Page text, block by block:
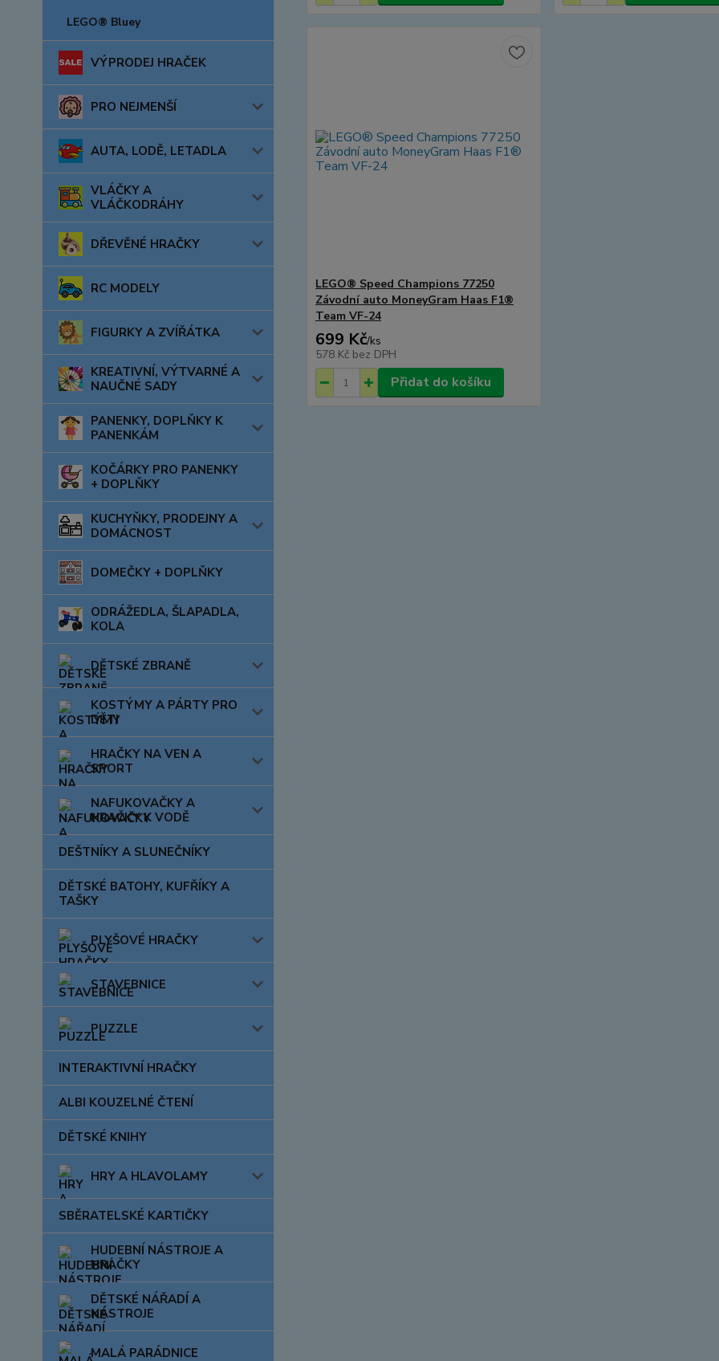
LEGO® Bluey
VÝPRODEJ HRAČEK
PRO NEJMENŠÍ
AUTA, LODĚ, LETADLA
VLÁČKY A
VLÁČKODRÁHY
DŘEVĚNÉ HRAČKY
RC MODELY
FIGURKY A ZVÍŘÁTKA
KREATIVNÍ, VÝTVARNÉ A
NAUČNÉ SADY
PANENKY, DOPLŇKY K
PANENKÁM
KOČÁRKY PRO PANENKY
+ DOPLŇKY
KUCHYŇKY, PRODEJNY A
DOMÁCNOST
DOMEČKY + DOPLŇKY
ODRÁŽEDLA, ŠLAPADLA,
KOLA
DĚTSKÉ ZBRANĚ
KOSTÝMY A PÁRTY PRO
DĚTI
HRAČKY NA VEN A
SPORT
NAFUKOVAČKY A
HRAČKY K VODĚ
DEŠTNÍKY A SLUNEČNÍKY
DĚTSKÉ BATOHY, KUFŘÍKY A
TAŠKY
PLYŠOVÉ HRAČKY
STAVEBNICE
PUZZLE
INTERAKTIVNÍ HRAČKY
ALBI KOUZELNÉ ČTENÍ
DĚTSKÉ KNIHY
HRY A HLAVOLAMY
SBĚRATELSKÉ KARTIČKY
HUDEBNÍ NÁSTROJE A
HRAČKY
DĚTSKÉ NÁŘADÍ A
NÁSTROJE
MALÁ PARÁDNICE
LEGO® Speed Champions 77250
Závodní auto MoneyGram Haas F1®
Team VF-24
699 Kč/ks
578 Kč bez DPH
Přidat do košíku